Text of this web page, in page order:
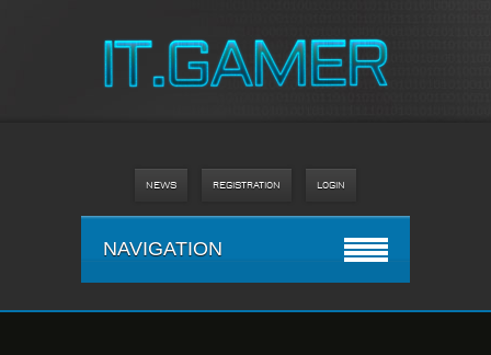
NEWS REGISTRATION LOGIN
NAVIGATION